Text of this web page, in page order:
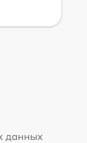
данных